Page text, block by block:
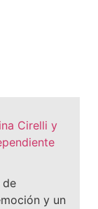
Cirelli y
de
y un